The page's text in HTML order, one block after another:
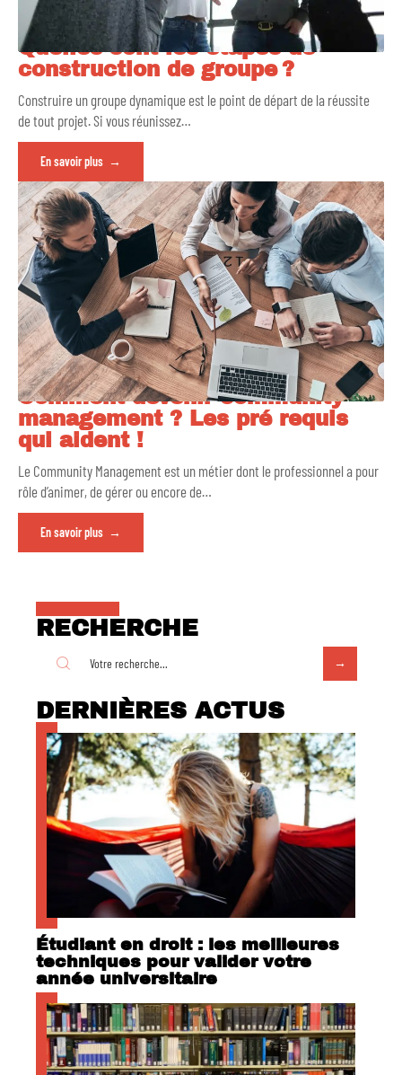
Quelles sont les étapes de
construction de groupe ?
Construire un groupe dynamique est le point de départ de la réussite
de tout projet. Si vous réunissez…
En savoir plus
Comment devenir community
management ? Les pré requis
qui aident !
Le Community Management est un métier dont le professionnel a pour
rôle d’animer, de gérer ou encore de…
En savoir plus
RECHERCHE
DERNIÈRES ACTUS
Étudiant en droit : les meilleures
techniques pour valider votre
année universitaire